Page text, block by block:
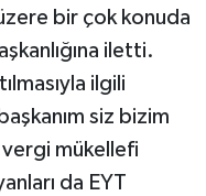
bir çok konuda
iletti.
ilgili
siz bizim
mükellefi
da EYT